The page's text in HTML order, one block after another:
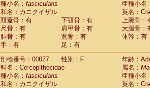
種小名： fascicularis
亜種小名
和名：カニクイザル
英名：
頭蓋骨：有
下顎骨：有
上腕骨：
尺骨：有
肩甲骨：有
大腿骨：
腓骨：有
寛骨：有
体幹：有
手：有
足：有
剖検番号：00077
性別：F
年齢：
科名：Cercopithecidae
属名：
種小名： fascicularis
亜種小名
和名：カニクイザル
英名：